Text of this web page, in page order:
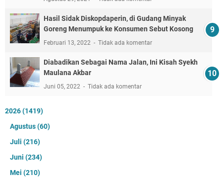
Hasil Sidak Diskopdaperin, di Gudang Minyak
Goreng Menumpuk ke Konsumen Sebut Kosong
Februari 13, 2022 Tidak ada komentar
Diabadikan Sebagai Nama Jalan, Ini Kisah Syekh
Maulana Akbar
Juni 05, 2022 Tidak ada komentar
2026(1419)
Agustus(60)
Juli (216)
Juni (234)
Mei (210)